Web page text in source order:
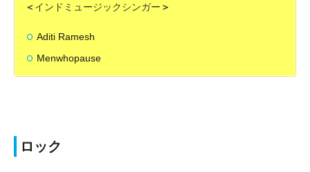
＜ インドミュージックシンガー ＞
Aditi Ramesh
Menwhopause
ロック